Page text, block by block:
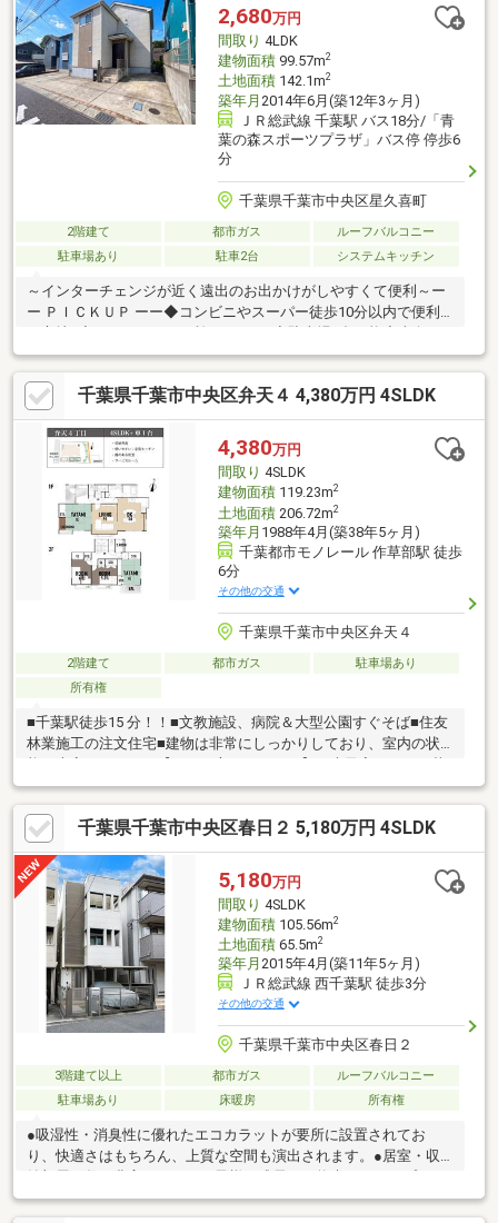
2,680万円
間取り 4LDK
建物面積99.57m2
土地面積142.1m2
築年月 2014年6月(築12年3ヶ月)
ＪＲ総武線 千葉駅 バス18分/「青
葉の森スポーツプラザ」バス停 停歩6
分
千葉県千葉市中央区星久喜町
2階建て 都市ガス
ルーフバルコニー
駐車場あり
駐車2台 システムキッチン
～インターチェンジが近く遠出のお出かけがしやすくて便利～ー
ー ＰＩＣＫＵＰ ーー◆コンビニやスーパー徒歩10分以内で便利
な立地♪◆アイディホーム施工の4LDK◆駐車場2台可能◆南向き
の全室2面採光で明るい室内◎◆リビング隣の和室は多様にお使
いいただけます！◆全室収納付き♪ご家族の衣類やお荷物もスッ
キリ片付きそうですね！※引き渡しはR9年2月になります利便性と
住環境の良さをバランス良く両立した立地が魅力。ご自身好みの
リフォームベースとしての活用や、初めてのマイホームにもおす
すめです！ぜひ一度、周辺環境と合わせてご見学ください。
千葉県千葉市中央区弁天４ 4,380万円 4SLDK
4,380万円
間取り 4SLDK
建物面積119.23m2
土地面積206.72m2
築年月 1988年4月(築38年5ヶ月)
千葉都市モノレール 作草部駅 徒歩
6分
その他の交通
千葉県千葉市中央区弁天４
2階建て 都市ガス
駐車場あり
所有権
■千葉駅徒歩15 分！！■文教施設、病院＆大型公園すぐそば■住友
林業施工の注文住宅■建物は非常にしっかりしており、室内の状
ち着いた雰囲気がお好きな方・リノベーション前提で物件をお探
しの方・子育てが一段落！静かな環境でゆったり暮らしたい方・
建物使用後、将来の資産活用に回したい方
千葉県千葉市中央区春日２ 5,180万円 4SLDK
5,180万円
間取り 4SLDK
建物面積105.56m2
土地面積65.5m2
築年月 2015年4月(築11年5ヶ月)
ＪＲ総武線 西千葉駅 徒歩3分
その他の交通
千葉県千葉市中央区春日２
3階建て以上 都市ガス
ルーフバルコニー
駐車場あり
床暖房 所有権
●吸湿性・消臭性に優れたエコカラットが要所に設置されてお
り、快適さはもちろん、上質な空間も演出されます。●居室・収
の変更にも柔軟に対応することが可能です！●居室等の窓は二重
窓になっており、騒音対策も念入りにされている点も大きな魅力